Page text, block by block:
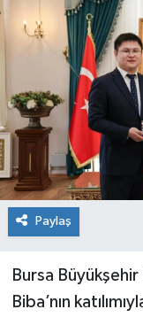
Paylaş
Bursa
Biba’nın